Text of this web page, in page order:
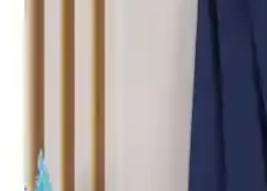
Varol Bambu Nakışlı
Şal Yaka Pike Bornoz
İki bornoz modeli, kumaş,
detaylı karşılaştırıldı. Bambu
şık tasarım özellikleri öne çıkıyor.